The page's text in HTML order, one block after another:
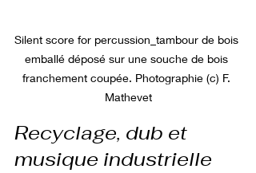
Silent score for percussion_tambour de bois
emballé déposé sur une souche de bois
franchement coupée. Photographie (c) F.
Mathevet
Recyclage, dub et
musique industrielle